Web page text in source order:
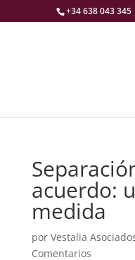
+34 638 043 345
acuerdo:
medida
por Vestalia
Comentarios